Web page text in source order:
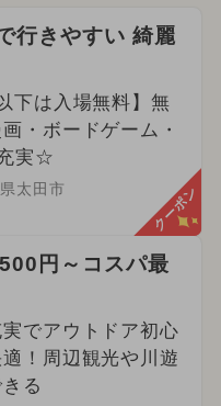
行きやすい 綺麗
下は入場無料】無
・ボードゲーム・
実☆
太田市 クーポン
円～コスパ最
でアウトドア初心
！周辺観光や川遊
る